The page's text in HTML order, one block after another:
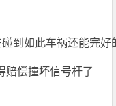
到如此车祸还能完